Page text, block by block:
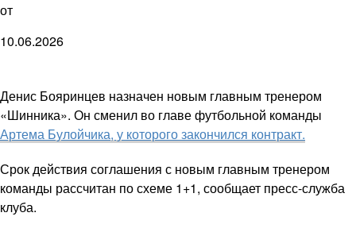
от
10.06.2026
Денис Бояринцев назначен новым главным тренером
«Шинника». Он сменил во главе футбольной команды
Артема Булойчика, у которого закончился контракт.
Срок действия соглашения с новым главным тренером
команды рассчитан по схеме 1+1, сообщает пресс-служба
клуба.